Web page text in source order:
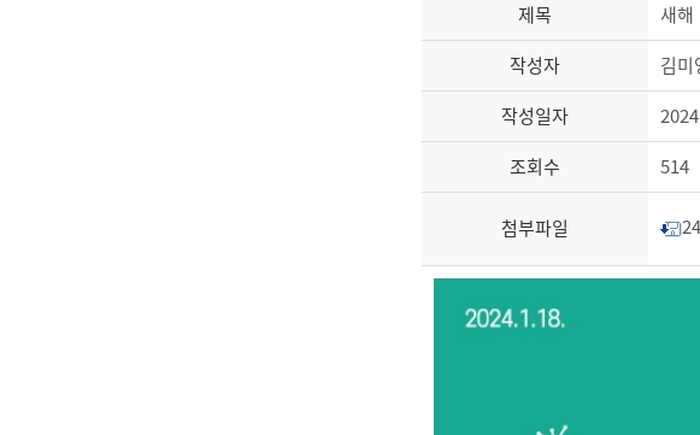
제목
새해
작성자
김미
작성일자
조회수
514
첨부파일